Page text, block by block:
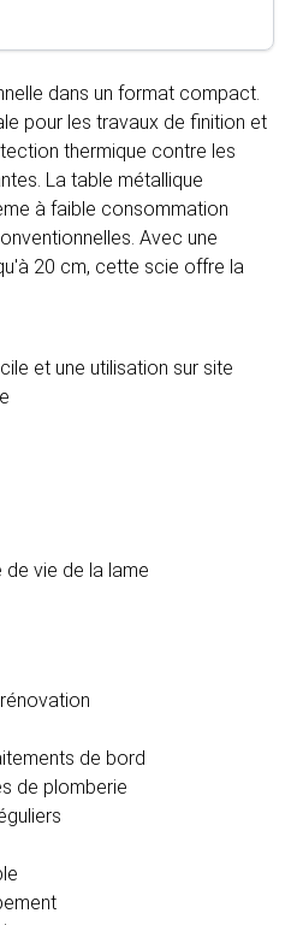
dans un format compact.
pour les travaux de finition et
thermique contre les
La table métallique
à faible consommation
Avec une
20 cm, cette scie offre la
et une utilisation sur site
vie de la lame
de bord
de plomberie